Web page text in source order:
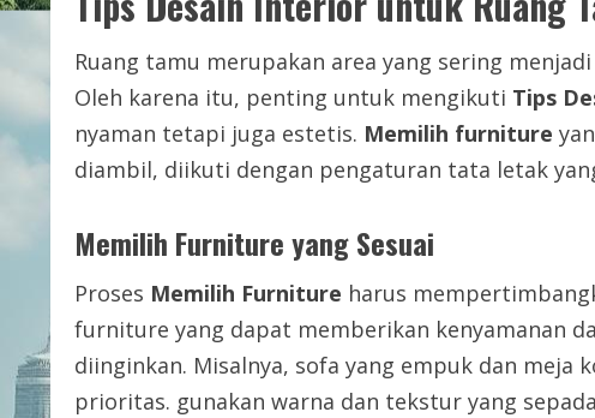
Ruang tamu merupakan area yang sering
Oleh karena itu, penting untuk mengikuti Tips
nyaman tetapi juga estetis. Memilih furniture
diambil, diikuti dengan pengaturan tata letak
Memilih Furniture yang Sesuai
Proses Memilih Furniture harus
furniture yang dapat memberikan kenyamanan
diinginkan. Misalnya, sofa yang empuk dan meja
prioritas. gunakan warna dan tekstur yang